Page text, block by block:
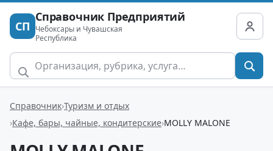
СП
Справочник Предприятий
Чебоксары и Чувашская
Республика
Справочник Туризм и отдых
Кафе, бары, чайные, кондитерские MOLLY MALONE